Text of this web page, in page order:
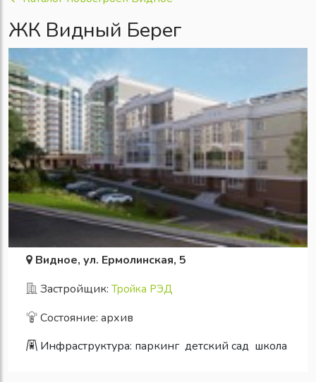
ЖК Видный Берег
Видное, ул. Ермолинская, 5
Застройщик: Тройка РЭД
Состояние: архив
Инфраструктура: паркинг детский сад школа